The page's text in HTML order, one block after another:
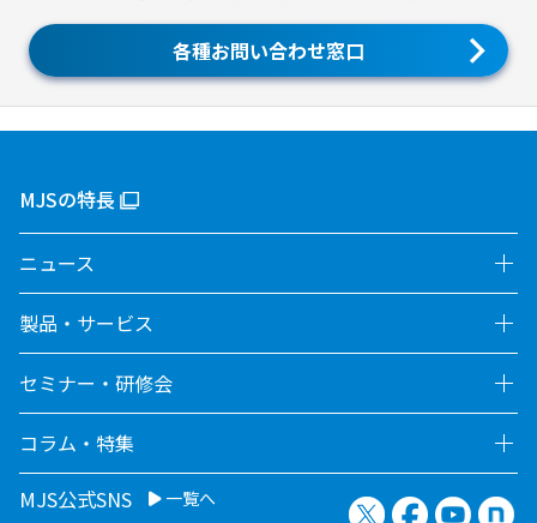
各種お問い合わせ窓口
MJSの特長
ニュース
製品・サービス
セミナー・研修会
コラム・特集
MJS公式SNS
一覧へ X（旧Twitter）
Facebook